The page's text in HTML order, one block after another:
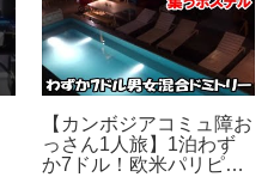
トム・クルーズ、セスナ
機にしがみつき命がけス
タント！映画『ミッショ